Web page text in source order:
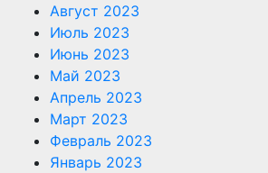
Август 2023
Июль 2023
Июнь 2023
Май 2023
Апрель 2023
Март 2023
Февраль 2023
Январь 2023